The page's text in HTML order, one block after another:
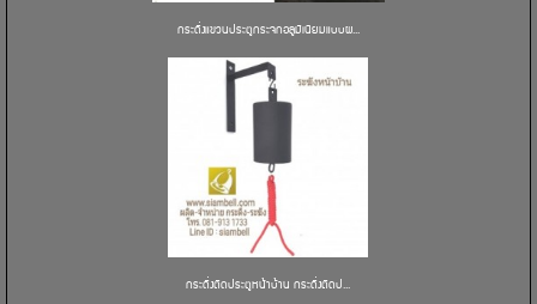
กระดิ่งแขวนประตูกระจกอลูมิเนียมแบบผ...
กระดิ่งติดประตูหน้าบ้าน กระดิ่งติดป...